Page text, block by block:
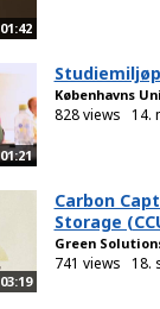
01:42
01:21
Københavns
828 views 14.
03:19
Carbon
Storage
Green
741 views 18.